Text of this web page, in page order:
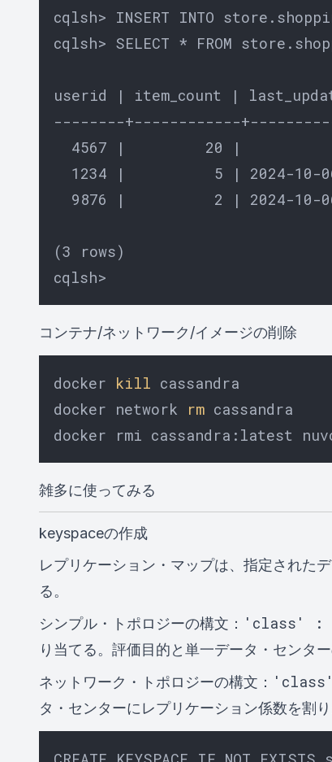
cqlsh> INSERT INTO
cqlsh> SELECT * FROM
userid | item_count |
--------+------------
4567 |         20 |
1234 |          5 | 2024-10-
9876 |          2 | 2024-10-
(3 rows)
コンテナ/ネットワーク/イメージの削除
docker kill cassandra
docker network
rm cassandra
雑多に使ってみる
keyspaceの作成
レプリケーション・マップは、指定された
る。
シンプル・トポロジーの構文： 'class' :
り当てる。評価目的と単一データ・センタ
ネットワーク・トポロジーの構文：
タ・センターにレプリケーション係数を割